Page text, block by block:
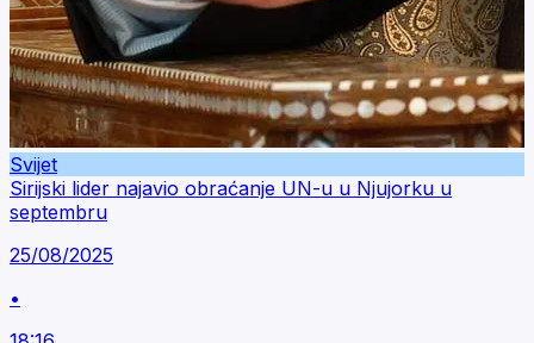
Svijet
Sirijski lider najavio obraćanje UN-u u Njujorku u
septembru
25/08/2025
•